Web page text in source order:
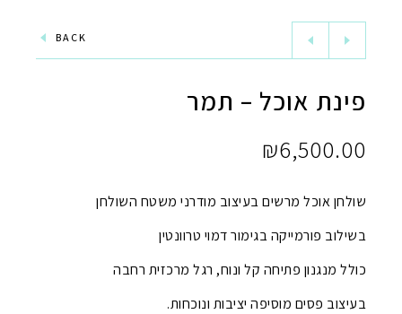
BACK
פינת אוכל – תמר
₪6,500.00
שולחן אוכל מרשים בעיצוב מודרני משטח השולחן
בשילוב פורמייקה בגימור דמוי טרוונטין
כולל מנגנון פתיחה קל ונוח, רגל מרכזית רחבה
בעיצוב פסים מוסיפה יציבות ונוכחות.